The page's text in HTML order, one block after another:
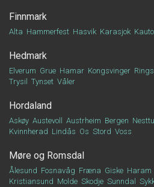
Finnmark
Alta Hammerfest Hasvik Karasjok
Hedmark
Elverum Grue Hamar Kongsvinger
Trysil
Tynset Våler
Hordaland
Askøy Austevoll Austrheim Bergen
Kvinnherad Lindås Os Stord Voss
Møre og Romsdal
Ålesund Fosnavåg Fræna Giske Haram
Kristiansund Molde Skodje Sunndal